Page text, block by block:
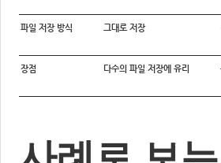
파일 저장 방식 그대로 저장
장점 다수의 파일 저장에 유리